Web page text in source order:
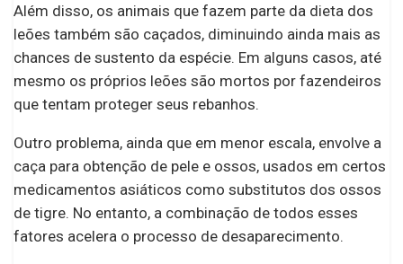
Além disso, os animais que fazem parte da dieta dos
leões também são caçados, diminuindo ainda mais as
chances de sustento da espécie. Em alguns casos, até
mesmo os próprios leões são mortos por fazendeiros
que tentam proteger seus rebanhos.
Outro problema, ainda que em menor escala, envolve a
caça para obtenção de pele e ossos, usados em certos
medicamentos asiáticos como substitutos dos ossos
de tigre. No entanto, a combinação de todos esses
fatores acelera o processo de desaparecimento.